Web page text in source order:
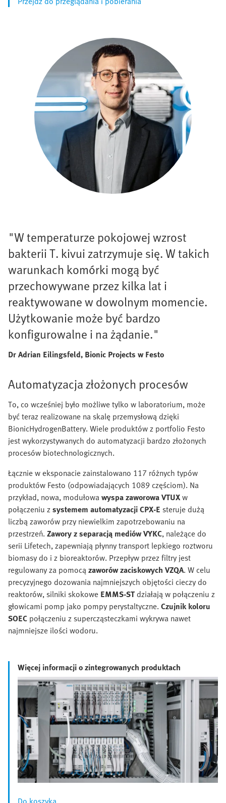
"W temperaturze pokojowej wzrost
bakterii T. kivui zatrzymuje się. W takich
warunkach komórki mogą być
przechowywane przez kilka lat i
reaktywowane w dowolnym momencie.
Użytkowanie może być bardzo
konfigurowalne i na żądanie."
Dr Adrian Eilingsfeld, Bionic Projects w Festo
Automatyzacja złożonych procesów
To, co wcześniej było możliwe tylko w laboratorium, może
być teraz realizowane na skalę przemysłową dzięki
BionicHydrogenBattery. Wiele produktów z portfolio Festo
jest wykorzystywanych do automatyzacji bardzo złożonych
procesów biotechnologicznych.
Łącznie w eksponacie zainstalowano 117 różnych typów
produktów Festo (odpowiadających 1089 częściom). Na
przykład, nowa, modułowawyspa zaworowa VTUXw
połączeniu zsystemem automatyzacji CPX-E steruje dużą
liczbą zaworów przy niewielkim zapotrzebowaniu na
przestrzeń. Zawory z separacją mediów VYKC, należące do
serii Lifetech, zapewniają płynny transport lepkiego roztworu
biomasy do i z bioreaktorów. Przepływ przez filtry jest
regulowany za pomocą zaworów zaciskowych VZQA. W celu
precyzyjnego dozowania najmniejszych objętości cieczy do
reaktorów, silniki skokowe EMMS-STdziałają w połączeniu z
głowicami pomp jako pompy perystaltyczne. Czujnik koloru
SOEC połączeniu z supercząsteczkami wykrywa nawet
najmniejsze ilości wodoru.
Więcej informacji o zintegrowanych produktach